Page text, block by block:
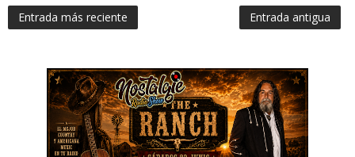
Entrada más reciente Entrada antigua